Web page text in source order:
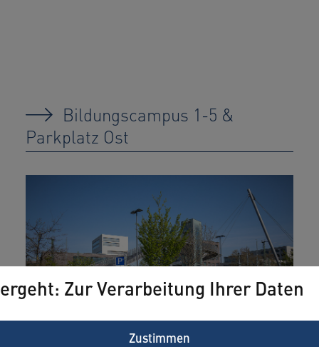
Zur Verarbeitung Ihrer Daten
Zustimmen
Bildungscampus 1-5 &
Parkplatz Ost